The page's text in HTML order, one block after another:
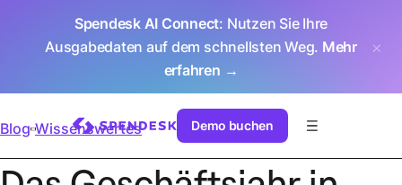
Spendesk AI Connect: Nutzen Sie Ihre
Ausgabedaten auf dem schnellsten Weg. Mehr
erfahren →
Demo buchen
Blog Wissenswertes